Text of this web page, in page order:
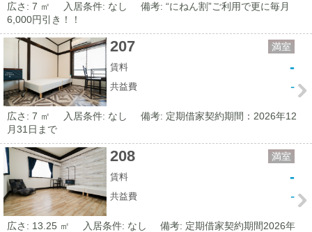
広さ: 7 ㎡ 入居条件: なし
備考: “にねん割”ご利用で更に毎月
6,000円引き！！
207 満室
賃料 -
共益費 -
広さ: 7 ㎡ 入居条件: なし
備考: 定期借家契約期間：2026年12
月31日まで
208 満室
賃料 -
共益費 -
広さ: 13.25 ㎡ 入居条件: なし
備考: 定期借家契約期間2026年